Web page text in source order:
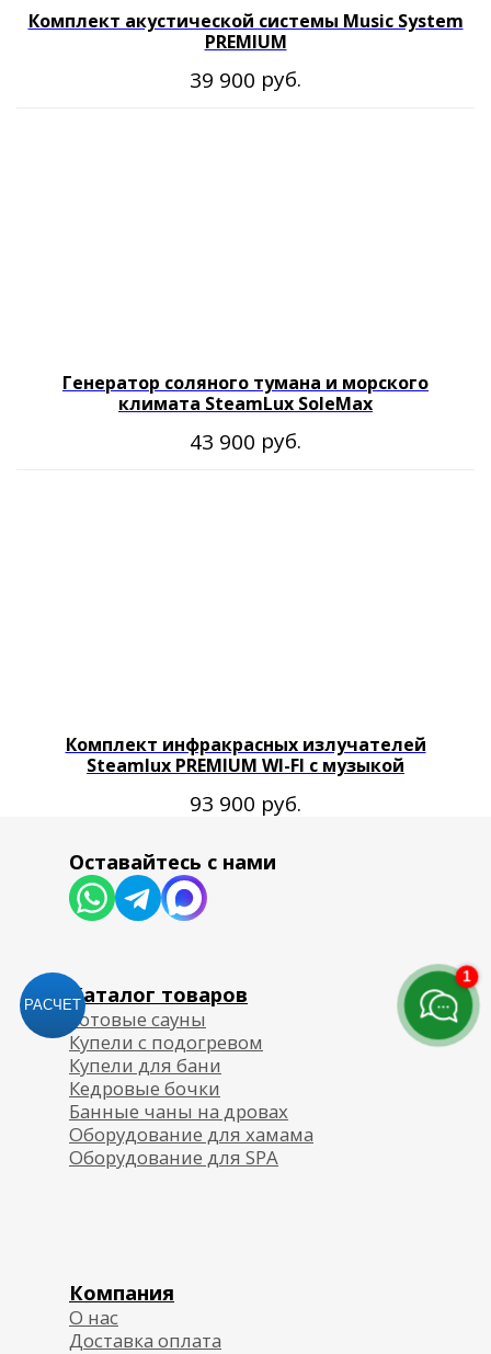
Комплект акустической системы Music System
PREMIUM
39 900 руб.
Генератор соляного тумана и морского
климата SteamLux SoleMax
43 900 руб.
Комплект инфракрасных излучателей
Steamlux PREMIUM WI-FI с музыкой
93 900 руб.
РАСЧЕТ
1